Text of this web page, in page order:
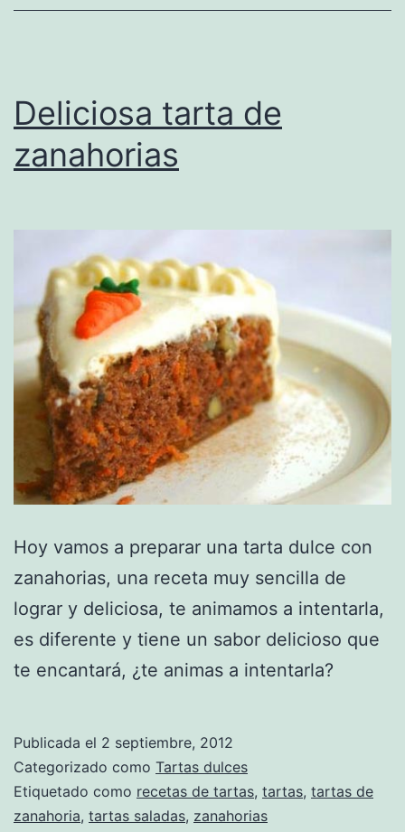
Deliciosa tarta de
zanahorias
Hoy vamos a preparar una tarta dulce con
zanahorias, una receta muy sencilla de
lograr y deliciosa, te animamos a intentarla,
es diferente y tiene un sabor delicioso que
te encantará, ¿te animas a intentarla?
Publicada el 2 septiembre, 2012
Categorizado como Tartas dulces
Etiquetado como recetas de tartas, tartas, tartas de
zanahoria, tartas saladas, zanahorias